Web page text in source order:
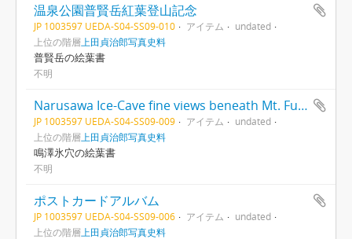
温泉公園普賢岳紅葉登山記念
JP 1003597 UEDA-S04-SS09-010 アイテム
undated
上位の階層 上田貞治郎写真史料
普賢岳の絵葉書
不明
Narusawa Ice-Cave fine views beneath Mt. Fuji 富士山麓名勝 天然保存物 鳴澤氷穴
JP 1003597 UEDA-S04-SS09-009 アイテム
undated
上位の階層 上田貞治郎写真史料
鳴澤氷穴の絵葉書
不明
ポストカードアルバム
JP 1003597 UEDA-S04-SS09-006 アイテム
undated
上位の階層 上田貞治郎写真史料